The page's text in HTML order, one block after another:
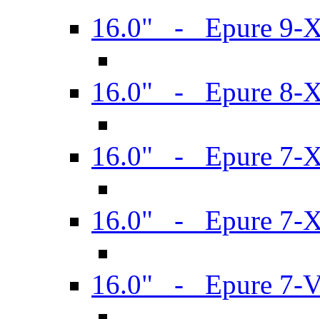
16.0" - Epure 9-
16.0" - Epure 8-
16.0" - Epure 7-
16.0" - Epure 7-
16.0" - Epure 7-